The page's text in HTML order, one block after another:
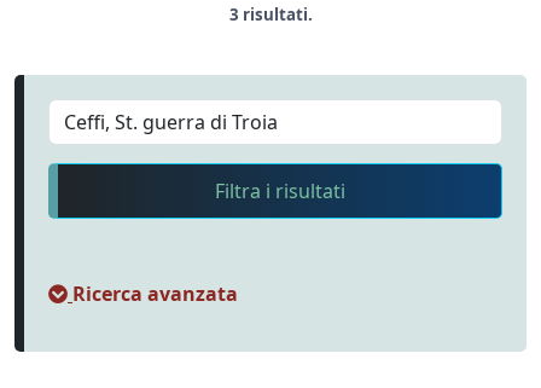
3 risultati.
Filtra i risultati
Ricerca avanzata